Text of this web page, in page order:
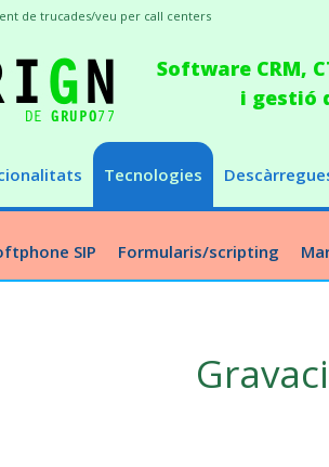
Software CRM,
i gestió
Tecnologies
SIP Formularis/scripting
de trucades/veu per call centers